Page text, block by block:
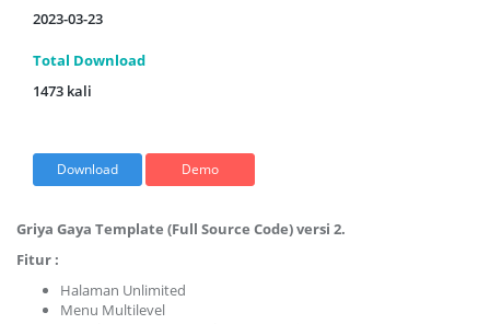
2023-03-23
Total Download
1473 kali
Download Demo
Griya Gaya Template (Full Source Code) versi 2.
Fitur :
Halaman Unlimited
Menu Multilevel